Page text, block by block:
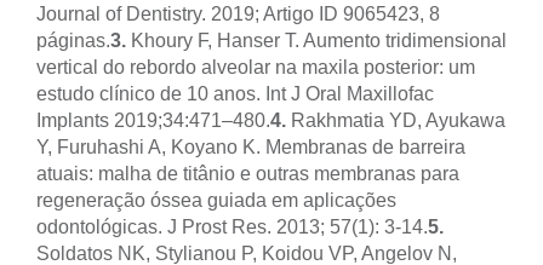
Journal of Dentistry. 2019; Artigo ID 9065423, 8
páginas.3. Khoury F, Hanser T. Aumento tridimensional
vertical do rebordo alveolar na maxila posterior: um
estudo clínico de 10 anos. Int J Oral Maxillofac
Implants 2019;34:471–480.4. Rakhmatia YD, Ayukawa
Y, Furuhashi A, Koyano K. Membranas de barreira
atuais: malha de titânio e outras membranas para
regeneração óssea guiada em aplicações
odontológicas. J Prost Res. 2013; 57(1): 3-14.5.
Soldatos NK, Stylianou P, Koidou VP, Angelov N,